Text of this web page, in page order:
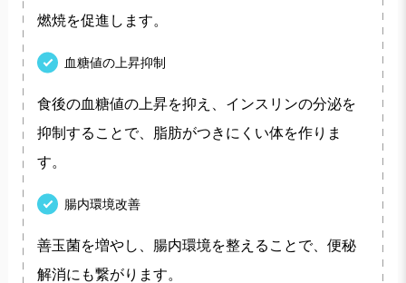
燃焼を促進します。
血糖値の上昇抑制
食後の血糖値の上昇を抑え、インスリンの分泌を
抑制することで、脂肪がつきにくい体を作りま
す。
腸内環境改善
善玉菌を増やし、腸内環境を整えることで、便秘
解消にも繋がります。